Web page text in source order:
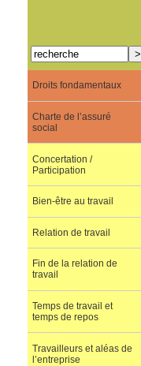
À propos de
Droits fondamentaux
Charte de l’assuré
social
Concertation /
Participation
Bien-être au travail
Relation de travail
Fin de la relation de
travail
Temps de travail et
temps de repos
Travailleurs et aléas de
l’entreprise